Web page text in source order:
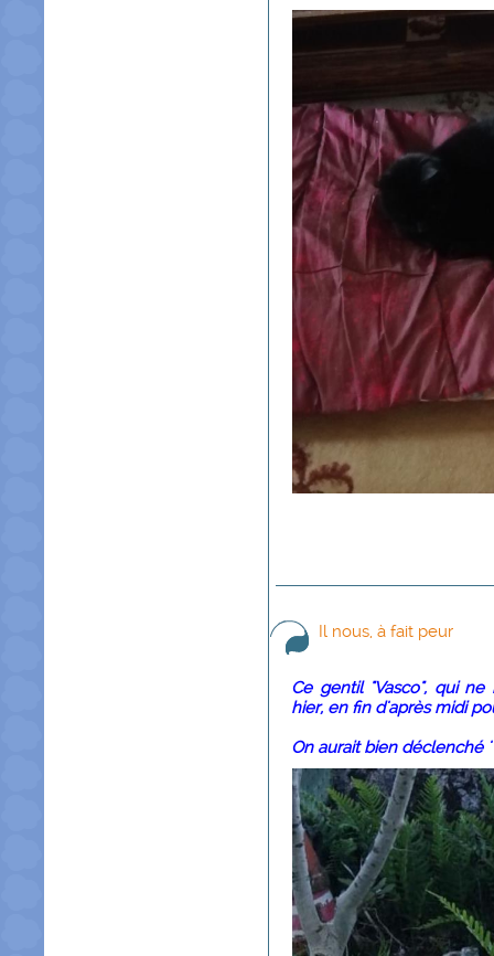
Il nous, à fait peur
Ce gentil "Vasco", qui
hier, en fin d'après midi
On aurait bien